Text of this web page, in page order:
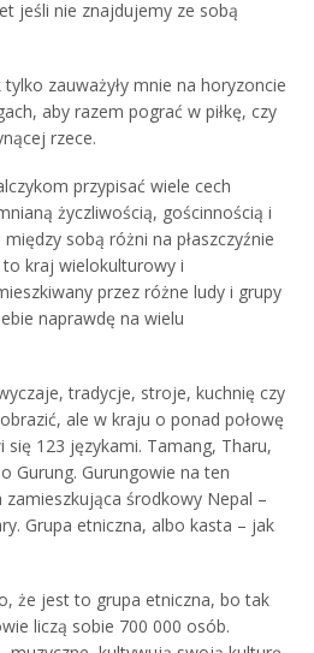
jeśli nie znajdujemy ze sobą
zauważyły mnie na horyzoncie
aby razem pograć w piłkę, czy
rzece.
przypisać wiele cech
życzliwością, gościnnością i
sobą różni na płaszczyźnie
kraj wielokulturowy i
przez różne ludy i grupy
naprawdę na wielu
tradycje, stroje, kuchnię czy
ale w kraju o ponad połowę
123 językami. Tamang, Tharu,
Gurung. Gurungowie na ten
zamieszkująca środkowy Nepal –
Grupa etniczna, albo kasta – jak
że jest to grupa etniczna, bo tak
liczą sobie 700 000 osób.